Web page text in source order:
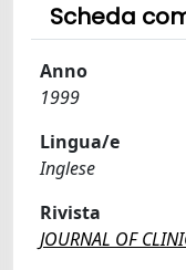
Scheda
Anno
1999
Lingua/e
Inglese
Rivista
JOURNAL OF